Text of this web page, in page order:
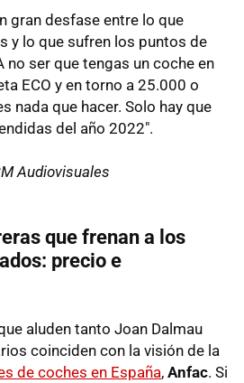
gran desfase entre lo que
y lo que sufren los puntos de
no ser que tengas un coche en
ECO y en torno a 25.000 o
nada que hacer. Solo hay que
del año 2022".
Audiovisuales
que frenan a los
precio e
aluden tanto Joan Dalmau
coinciden con la visión de la
de coches en España, Anfac. Si